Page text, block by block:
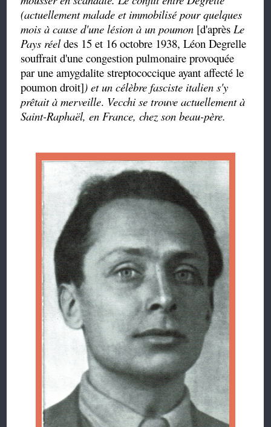
(actuellement malade et immobilisé pour quelques
mois à cause d'une lésion à un poumon [d'après Le
Pays réeldes 15 et 16 octobre 1938, Léon Degrelle
souffrait d'une congestion pulmonaire provoquée
par une amygdalite streptococcique ayant affecté le
poumon droit]) et un célèbre fasciste italien s'y
prêtait à merveille. Vecchi se trouve actuellement à
Saint-Raphaël, en France, chez son beau-père.